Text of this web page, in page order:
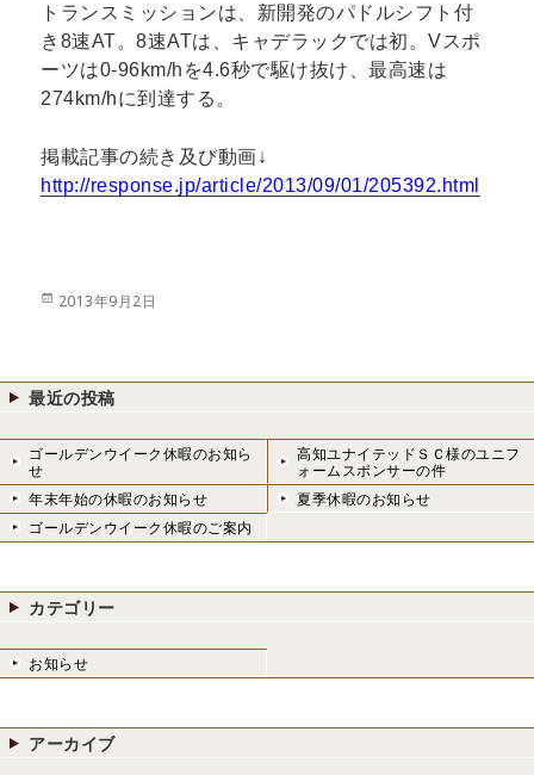
トランスミッションは、新開発のパドルシフト付
き8速AT。8速ATは、キャデラックでは初。Vスポ
ーツは0‐96km/hを4.6秒で駆け抜け、最高速は
274km/hに到達する。
掲載記事の続き及び動画↓
http://response.jp/article/2013/09/01/205392.html
投
2013年9月2日
最近の投稿
ゴールデンウイーク休暇のお知ら
せ
高知ユナイテッドＳＣ様のユニフ
ォームスポンサーの件
年末年始の休暇のお知らせ
夏季休暇のお知らせ
ゴールデンウイーク休暇のご案内
カテゴリー
お知らせ
アーカイブ